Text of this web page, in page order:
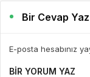
Bir Cevap Yaz
E-posta hesabınız
BIR YORUM YAZ